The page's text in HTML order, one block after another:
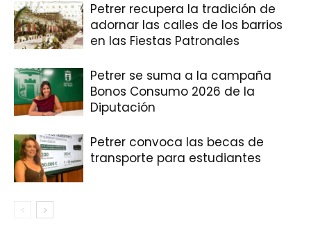
Petrer recupera la tradición de
adornar las calles de los barrios
en las Fiestas Patronales
Petrer se suma a la campaña
Bonos Consumo 2026 de la
Diputación
Petrer convoca las becas de
transporte para estudiantes